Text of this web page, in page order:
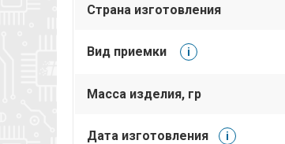
Страна изготовления
Вид приемки i
Масса изделия, гр
Дата изготовления i